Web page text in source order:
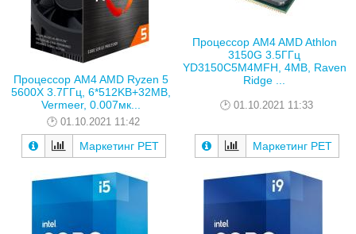
Процессор AM4 AMD Ryzen 5
5600X 3.7ГГц, 6*512KB+32MB,
Vermeer, 0.007мк...
01.10.2021 11:42
Маркетинг РЕТ
Процессор AM4 AMD Athlon
3150G 3.5ГГц
YD3150C5M4MFH, 4MB, Raven
Ridge ...
01.10.2021 11:33
Маркетинг РЕТ